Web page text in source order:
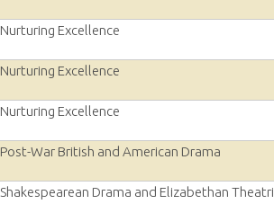
Nurturing Excellence
Nurturing Excellence
Nurturing Excellence
Post-War British and American Drama
Shakespearean Drama and Elizabethan